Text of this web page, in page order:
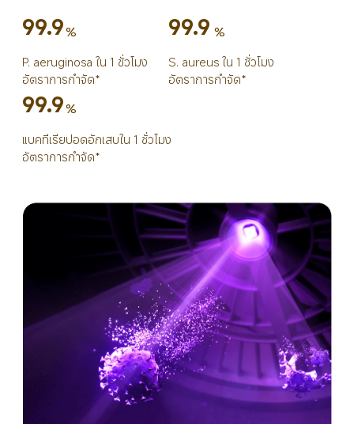
99.9%
P. aeruginosa ใน 1 ชั่วโมง
อัตราการกำจัด*
99.9 %
S. aureus ใน 1 ชั่วโมง
อัตราการกำจัด*
99.9%
แบคทีเรียปอดอักเสบใน 1 ชั่วโมง
อัตราการกำจัด*